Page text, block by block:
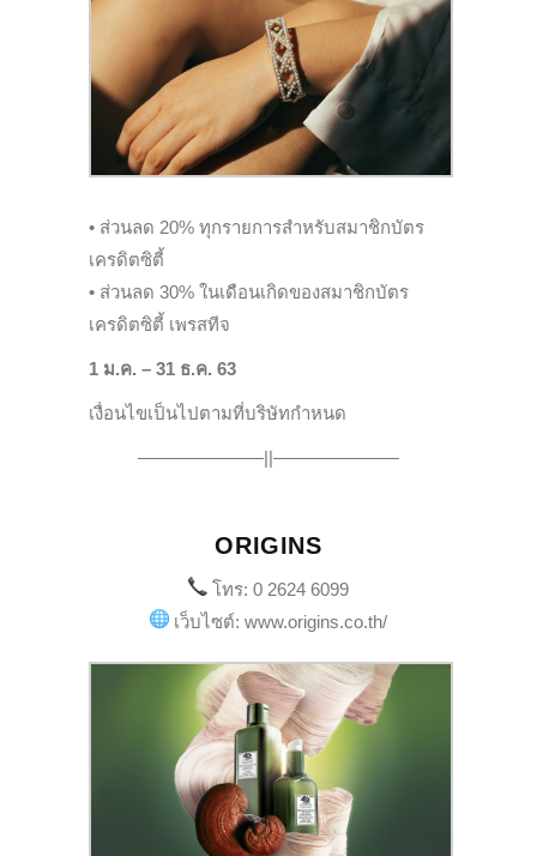
• ส่วนลด 20% ทุกรายการสำหรับสมาชิกบัตร
เครดิตซิตี้
• ส่วนลด 30% ในเดือนเกิดของสมาชิกบัตร
เครดิตซิตี้ เพรสทีจ
1 ม.ค. – 31 ธ.ค. 63
เงื่อนไขเป็นไปตามที่บริษัทกำหนด
———————||———————
ORIGINS
โทร: 0 2624 6099
เว็บไซต์: www.origins.co.th/